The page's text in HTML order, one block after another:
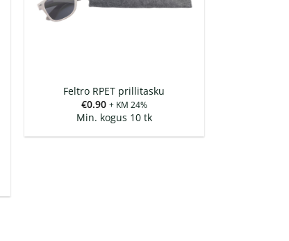
Feltro RPET prillitasku
€0.90 + KM 24%
Min. kogus 10 tk